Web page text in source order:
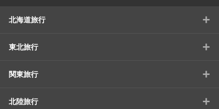
北海道旅行 +
東北旅行 +
関東旅行 +
北陸旅行 +